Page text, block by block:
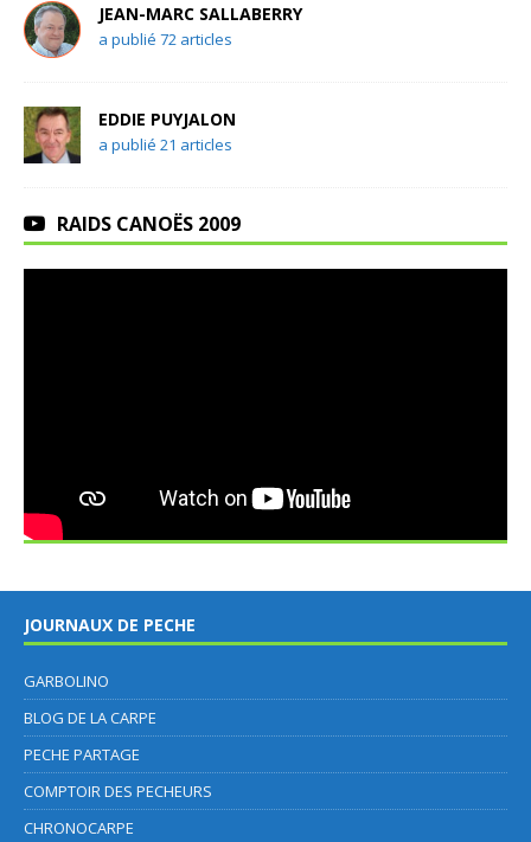
JEAN-MARC SALLABERRY
a publié 72 articles
EDDIE PUYJALON
a publié 21 articles
RAIDS CANOËS 2009
JOURNAUX DE PECHE
GARBOLINO
BLOG DE LA CARPE
PECHE PARTAGE
COMPTOIR DES PECHEURS
CHRONOCARPE